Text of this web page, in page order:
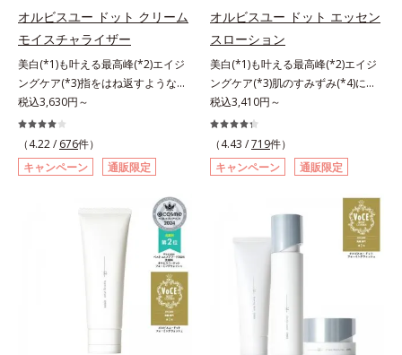
なり始めることおよび表面に新たな
膜ができ始めることで膜が強くくず
れにくくなり、密閉することで保湿
成分を浸透促進すること（角層ま
で）*5 保湿成分*6 角層まで＜使用
量目安＞大きめのパール1粒程度
※全顔使用の場合＜使用ステップ＞
洗顔料 ⇒ 化粧水 ⇒ 保湿液 ⇒オル
ビス リンクルブライトUVプロテク
ター N各商品の詳しい情報は商品ペ
ージをご覧ください。・BEAUTY夏
メマツヨイグサ抽出液、スイカズラ
エキス配合＝角層のすみずみまで水
分・油分を保ち、ハリ・ツヤを与え
る保湿成分*10 気持ちのことアレ
ルギーテスト済＝全ての方にアレル
ギーが起こらないということではあ
りません。
で、"顔全体にご使用いただける設
計"。見えているシワはもちろん、
自分では気づきにくい死角のシワの
改善にも効果を発揮します。*1 メ
ラニンの生成を抑え、シミ・ソバカ
スを防ぐ*2 ナイアシンアミド（有
効成分）、水添大豆リン脂質、フィ
トステロール、水（基剤）、
BG（保湿）*3 角層まで*4 K石けん
素地、ホホバアルコール、トリステ
アリン酸デカグリセリル（基剤）*5
角層の範囲内における自社従来品処
方との比較*6 ドクダミエキス、シ
クロヘキサンジカルボン酸ビスエト
キシジグリコール（保湿）＜使用量
目安＞パール1粒程度＜ご使用ステ
ップ＞洗顔料 ⇒ 化粧水 ⇒ ザ リン
クルセラム ⇒ 保湿液＜1商品あたり
カスを防ぎます。さらに、「アルテ
アネスレ(*6)」を配合し、うるおい
に満ちた自分本来の澄み渡るような
透明感を目指します。手に取った
時、なじませた時、後肌、と3段階
に変化するテクスチャーは、肌にす
ばやくなじみ、毎日の美白ケアを楽
しくする使いごこちを叶えました。
*1 メラニンの蓄積を抑え、シミ・
ソバカスを防ぐ*2 デクスパンテノ
ールW*3 これからできるシミのこ
と*4 うるおいによる透明感のある
肌*5 ターンオーバーを促進して、
メラニンの塊を微細化すること*6
品の詳しい情報は商品ページをご覧
ください。・BEAUTY夏祭りは、こ
オルビスユー ドット クリーム
モイスチャライザー
美白(*1)も叶える最高峰(*2)エイジ
ングケア(*3)指をはね返すような弾
力感が宿るハリ感 濃密フィットク
リーム。ハリも透明感(*4)も結果主
義。年齢サイン(*5)の因子に着目し
た肌科学エイジングケア(*3)シリー
ズ。オルビスユー ドットシリーズ
は、年齢による肌悩み一つ一つを対
処するのではなく、肌で起きている
ことの根本原因に着目。加齢ととも
に現れる年齢サインについて研究を
進めたところ、弾力感のない状態で
ある「ハリのなさ」や、くすみ(*6)
などが現れている状態である「透明
感のなさ」が、大人の肌印象に大き
税込3,630円～
（4.22 / 676件）
キャンペーン
通販限定
オルビスユー ドット エッセン
スローション
美白(*1)も叶える最高峰(*2)エイジ
ングケア(*3)肌のすみずみ(*4)にし
みわたるうるおい充満ローション。
ハリも透明感(*5)も結果主義。年齢
サイン(*6)の因子に着目した肌科学
エイジングケア(*3)シリーズ。オル
ビスユー ドットシリーズは、年齢
による肌悩み一つ一つを対処するの
ではなく、肌で起きていることの根
本原因に着目。加齢とともに現れる
年齢サインについて研究を進めたと
リのなさ」や、くすみ(*7)などが現
れている状態である「透明感のな
さ」が、大人の肌印象に大きな影響
を与えていることがわかりました。
税込3,410円～
（4.43 /719件）
キャンペーン
通販限定